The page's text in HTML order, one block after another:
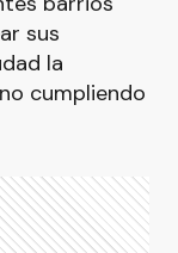
sus
la
cumpliendo